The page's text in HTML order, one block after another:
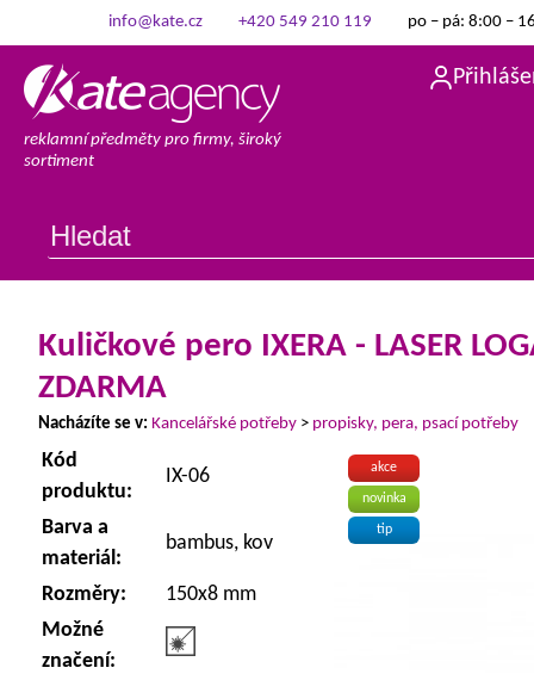
info@kate.cz +420 549 210 119 po – pá: 8:00 –
reklamní předměty pro firmy, široký
sortiment
Kuličkové pero IXERA - LASER
ZDARMA
Nacházíte se v: Kancelářské potřeby > propisky, pera, psací potřeby
akce
novinka
tip
Kód
produktu:
IX-06
Barva a
materiál:
bambus, kov
Rozměry:
150x8 mm
Možné
značení: